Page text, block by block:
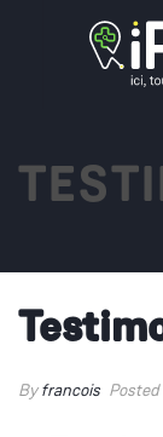
By francois Posted